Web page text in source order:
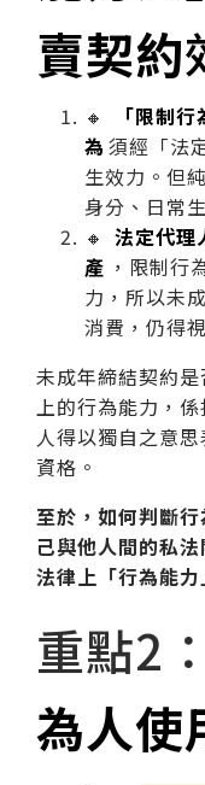
賣契約
🔸
「限制
為須經「法
生效力。但
身分、日常
🔸 法定代理
產 ，限制行
力，所以未
消費，仍得
未成年締結契約
上的行為能力，
人得以獨自之意
資格。
至於，如何判斷
己與他人間的私
法律上「行為能
重點2：
為人使